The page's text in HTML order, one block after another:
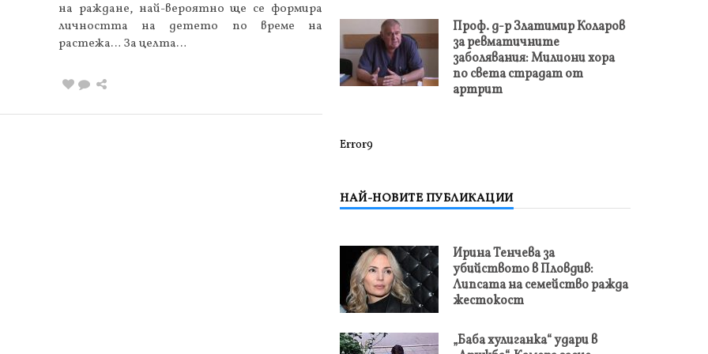
на раждане, най-вероятно ще се формира
личността на детето по време на
растежа… За целта…
Проф. д-р Златимир Коларов
за ревматичните
заболявания: Милиони хора
по света страдат от
артрит
Error9
НАЙ-НОВИТЕ ПУБЛИКАЦИИ
Ирина Тенчева за
убийството в Пловдив:
Липсата на семейство ражда
жестокост
„Баба хулиганка“ удари в